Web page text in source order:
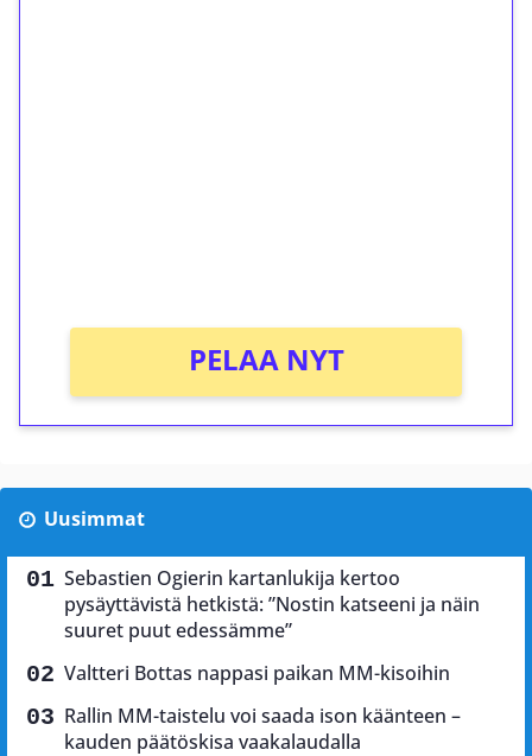
PELAA NYT
Uusimmat
Sebastien Ogierin kartanlukija kertoo
pysäyttävistä hetkistä: ”Nostin katseeni ja näin
suuret puut edessämme”
Valtteri Bottas nappasi paikan MM-kisoihin
Rallin MM-taistelu voi saada ison käänteen –
kauden päätöskisa vaakalaudalla